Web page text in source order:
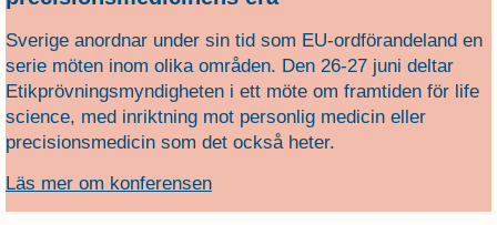
Sverige anordnar under sin tid som EU-ordförandeland en
serie möten inom olika områden. Den 26-27 juni deltar
Etikprövningsmyndigheten i ett möte om framtiden för life
science, med inriktning mot personlig medicin eller
precisionsmedicin som det också heter.
Läs mer om konferensen